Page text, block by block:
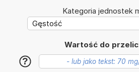
Kategoria jednostek
Wartość do
?